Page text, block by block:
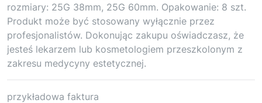
rozmiary: 25G 38mm, 25G 60mm. Opakowanie: 8 szt.
Produkt może być stosowany wyłącznie przez
profesjonalistów. Dokonując zakupu oświadczasz, że
jesteś lekarzem lub kosmetologiem przeszkolonym z
zakresu medycyny estetycznej.
przykładowa faktura